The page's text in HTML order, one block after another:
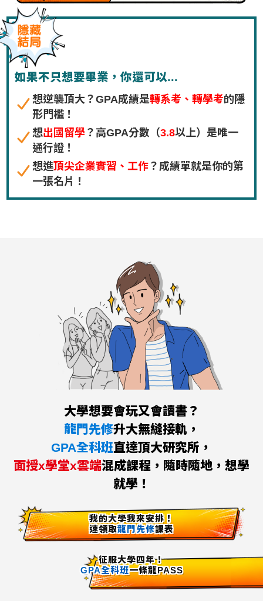
如果不只想要畢業，你還可以...
想逆襲頂大？GPA成績是轉系考、轉學考的隱
形門檻！
想出國留學 ？高GPA分數（3.8以上）是唯一
通行證！
想進頂尖企業實習、工作 ？成績單就是你的第
一張名片！
大學想要會玩又會讀書？
龍門先修升大無縫接軌，
GPA全科班直達頂大研究所，
面授x學堂x雲端混成課程，隨時隨地，想學
就學！
我的大學我來安排！
速領取龍門先修課表
征服大學四年！
GPA全科班一條龍PASS